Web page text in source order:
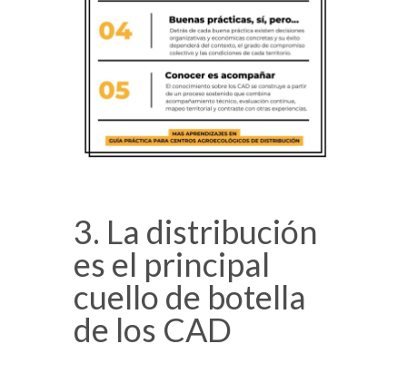
3. La distribución
es el principal
cuello de botella
de los CAD